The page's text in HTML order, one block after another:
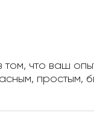
что ваш
простым,